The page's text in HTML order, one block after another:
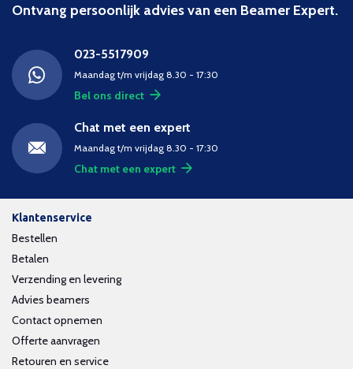
Ontvang persoonlijk advies van een Beamer Expert.
023-5517909
Maandag t/m vrijdag 8.30 - 17:30
Bel ons direct
Chat met een expert
Maandag t/m vrijdag 8.30 - 17:30
Chat met een expert
Klantenservice
Bestellen
Betalen
Verzending en levering
Advies beamers
Contact opnemen
Offerte aanvragen
Retouren en service